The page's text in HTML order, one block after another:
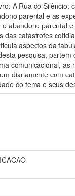
A Rua do
parental e as
abandono parental
das catástrofes
aspectos da
pesquisa,
comunicacional,
diariamente com
do tema e seus